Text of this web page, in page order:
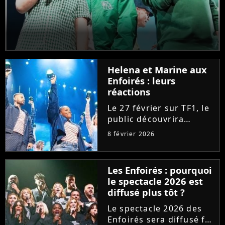
Helena et Marine aux
Enfoirés : leurs
réactions
Le 27 février sur TF1, le
public découvrira
Marine et Helena faire
Enfoirés. "Fières", les
deux chanteuses de la
"Star Academy" se
confient sur leur
arrivée...
8 février 2026
Les Enfoirés : pourquoi
le spectacle 2026 est
diffusé plus tôt ?
Le spectacle 2026 des
Enfoirés sera diffusé fin